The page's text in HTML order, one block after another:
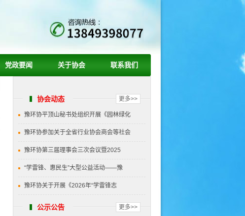
党政要闻 关于协会 联系我们
更多>>
协会动态
豫环协平顶山秘书处组织开展《园林绿化
豫环协参加关于全省行业协会商会等社会
豫环协第三届理事会三次会议暨2025
“学雷锋、惠民生”大型公益活动——豫
豫环协关于开展《2026年“学雷锋志
更多>>
公示公告